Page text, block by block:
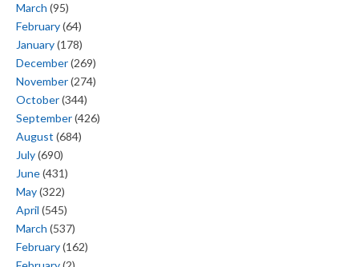
March (95)
February(64)
January(178)
December(269)
November(274)
October(344)
September(426)
August (684)
July(690)
June(431)
May(322)
April (545)
March (537)
February(162)